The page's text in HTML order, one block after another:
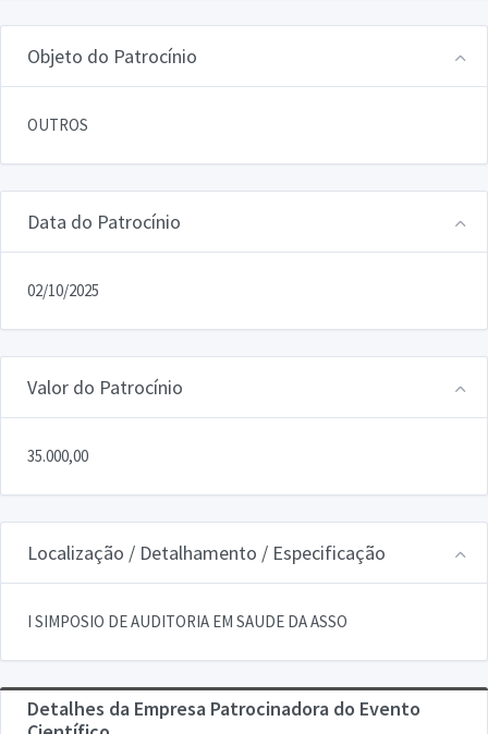
Objeto do Patrocínio
OUTROS
Data do Patrocínio
02/10/2025
Valor do Patrocínio
35.000,00
Localização / Detalhamento / Especificação
I SIMPOSIO DE AUDITORIA EM SAUDE DA ASSO
Detalhes da Empresa Patrocinadora do Evento